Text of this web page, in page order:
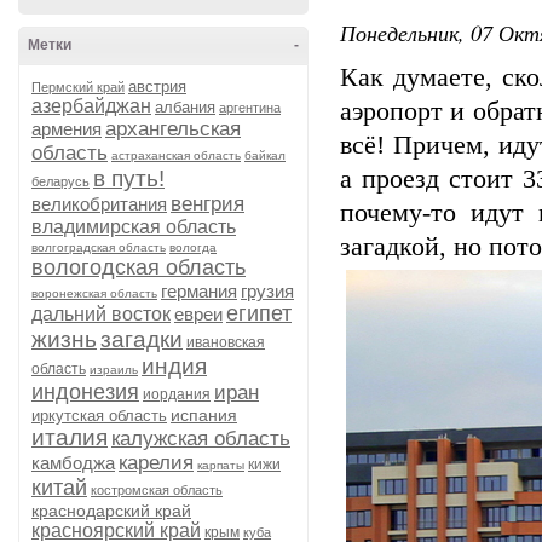
-
Метки
Пермский край австрия
азербайджан албания аргентина
армения архангельская
область астраханская область байкал
беларусь в путь!
великобритания венгрия
владимирская область
волгоградская область вологда
вологодская область
воронежская область германия грузия
дальний востокевреиегипет
жизньзагадки ивановская
область израиль индия
индонезия иордания иран
иркутская область испания
италия калужская область
камбоджа карелия карпаты кижи
китай костромская область
краснодарский край
красноярский край крым куба
Понедельник, 07
Как думаете,
аэропорт и
всё! Причем,
а проезд стоит
почему-то идут
загадкой, но